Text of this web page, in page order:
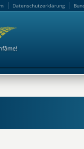
Datenschutzerklärung
Datenschutzerklärung